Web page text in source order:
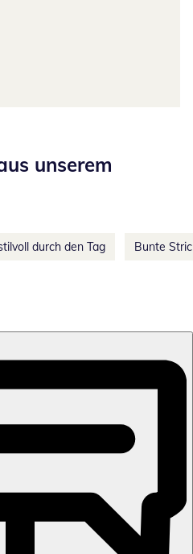
unserem
durch den Tag Bunte